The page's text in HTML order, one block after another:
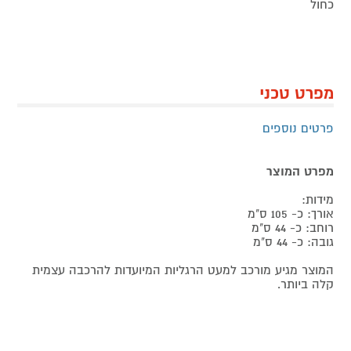
כחול
מפרט טכני
פרטים נוספים
מפרט המוצר
מידות:
אורך: כ- 105 ס"מ
רוחב: כ- 44 ס"מ
גובה: כ- 44 ס"מ
המוצר מגיע מורכב למעט הרגליות המיועדות להרכבה עצמית
קלה ביותר.